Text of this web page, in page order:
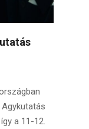
a 11-12.